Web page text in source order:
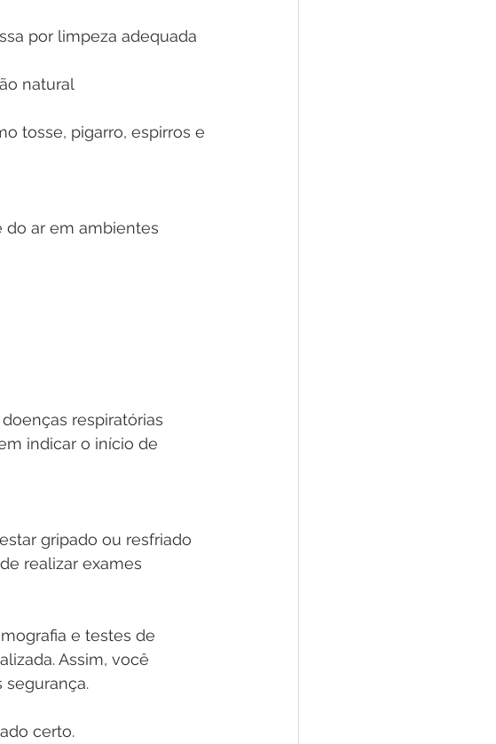
por limpeza adequada
natural
tosse, pigarro, espirros e
do ar em ambientes
respiratórias
indicar o início de
gripado ou resfriado
realizar exames
e testes de
Assim, você
certo.